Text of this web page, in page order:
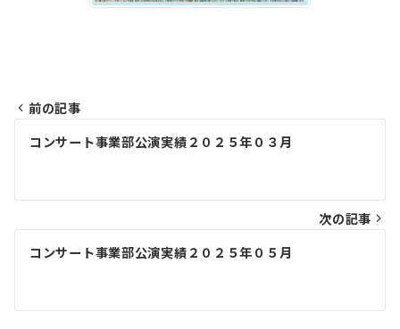
投
ナ
ビ
ゲ
シ
前の記事
コンサート事業部公演実績２０２５年０３月
次の記事
コンサート事業部公演実績２０２５年０５月